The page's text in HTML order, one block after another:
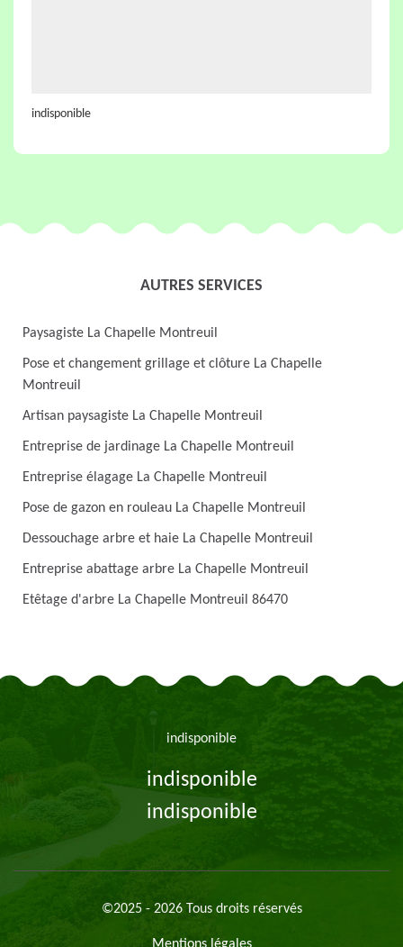
indisponible
AUTRES SERVICES
Paysagiste La Chapelle Montreuil
Pose et changement grillage et clôture La Chapelle
Montreuil
Artisan paysagiste La Chapelle Montreuil
Entreprise de jardinage La Chapelle Montreuil
Entreprise élagage La Chapelle Montreuil
Pose de gazon en rouleau La Chapelle Montreuil
Dessouchage arbre et haie La Chapelle Montreuil
Entreprise abattage arbre La Chapelle Montreuil
Etêtage d'arbre La Chapelle Montreuil 86470
indisponible
indisponible
indisponible
©2025 - 2026 Tous droits réservés